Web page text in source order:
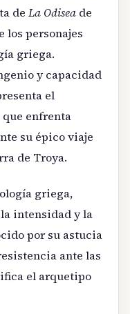
de La Odisea de
los personajes
griega.
y capacidad
el
enfrenta
su épico viaje
de Troya.
griega,
intensidad y la
por su astucia
ante las
el arquetipo